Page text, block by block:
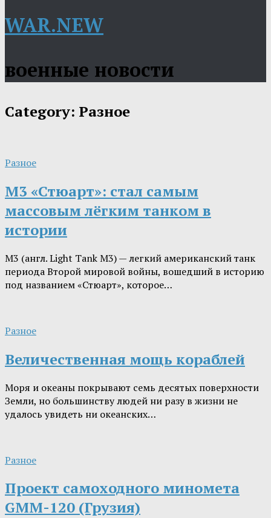
WAR.NEW
военные новости
Category: Разное
Разное
М3 «Стюарт»: стал самым
массовым лёгким танком в
истории
М3 (англ. Light Tank M3) — легкий американский танк
периода Второй мировой войны, вошедший в историю
под названием «Стюарт», которое…
Разное
Величественная мощь кораблей
Моря и океаны покрывают семь десятых поверхности
Земли, но большинству людей ни разу в жизни не
удалось увидеть ни океанских…
Разное
Проект самоходного миномета
GMM-120 (Грузия)